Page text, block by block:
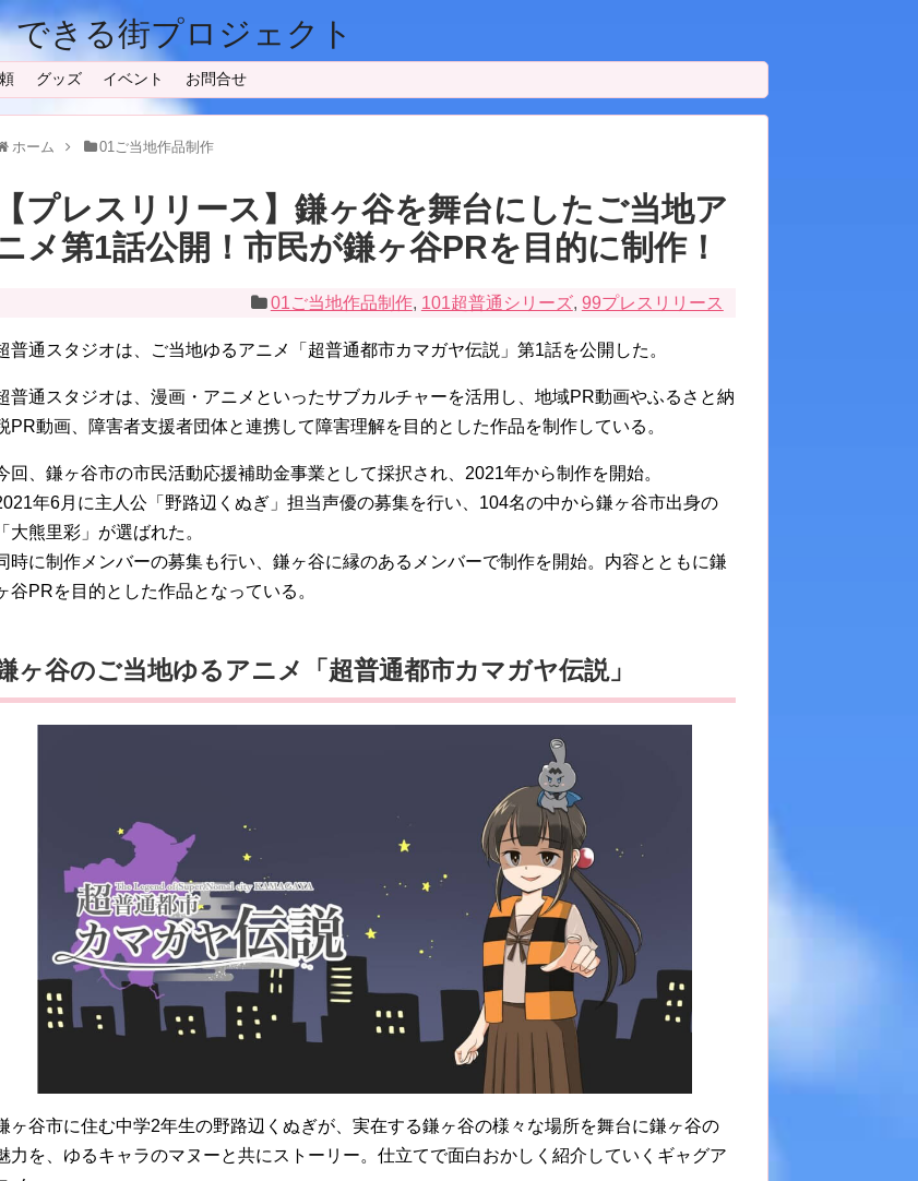
できる街プロジェクト
グッズ イベント お問合せ
ホーム 01ご当地作品制作
【プレスリリース】鎌ヶ谷を舞台にしたご当地ア
メ第1話公開！市民が鎌ヶ谷PRを目的に制作！
01ご当地作品制作, 101超普通シリーズ, 99プレスリリース
普通スタジオは、ご当地ゆるアニメ「超普通都市カマガヤ伝説」第1話を公開した。
普通スタジオは、漫画・アニメといったサブカルチャーを活用し、地域PR動画やふるさと納
PR動画、障害者支援者団体と連携して障害理解を目的とした作品を制作している。
回、鎌ヶ谷市の市民活動応援補助金事業として採択され、2021年から制作を開始。
年6月に主人公「野路辺くぬぎ」担当声優の募集を行い、104名の中から鎌ヶ谷市出身の
「大熊里彩」が選ばれた。
時に制作メンバーの募集も行い、鎌ヶ谷に縁のあるメンバーで制作を開始。内容とともに鎌
谷PRを目的とした作品となっている。
ヶ谷のご当地ゆるアニメ「超普通都市カマガヤ伝説」
ヶ谷市に住む中学2年生の野路辺くぬぎが、実在する鎌ヶ谷の様々な場所を舞台に鎌ヶ谷の
力を、ゆるキャラのマヌーと共にストーリー。仕立てで面白おかしく紹介していくギャグア